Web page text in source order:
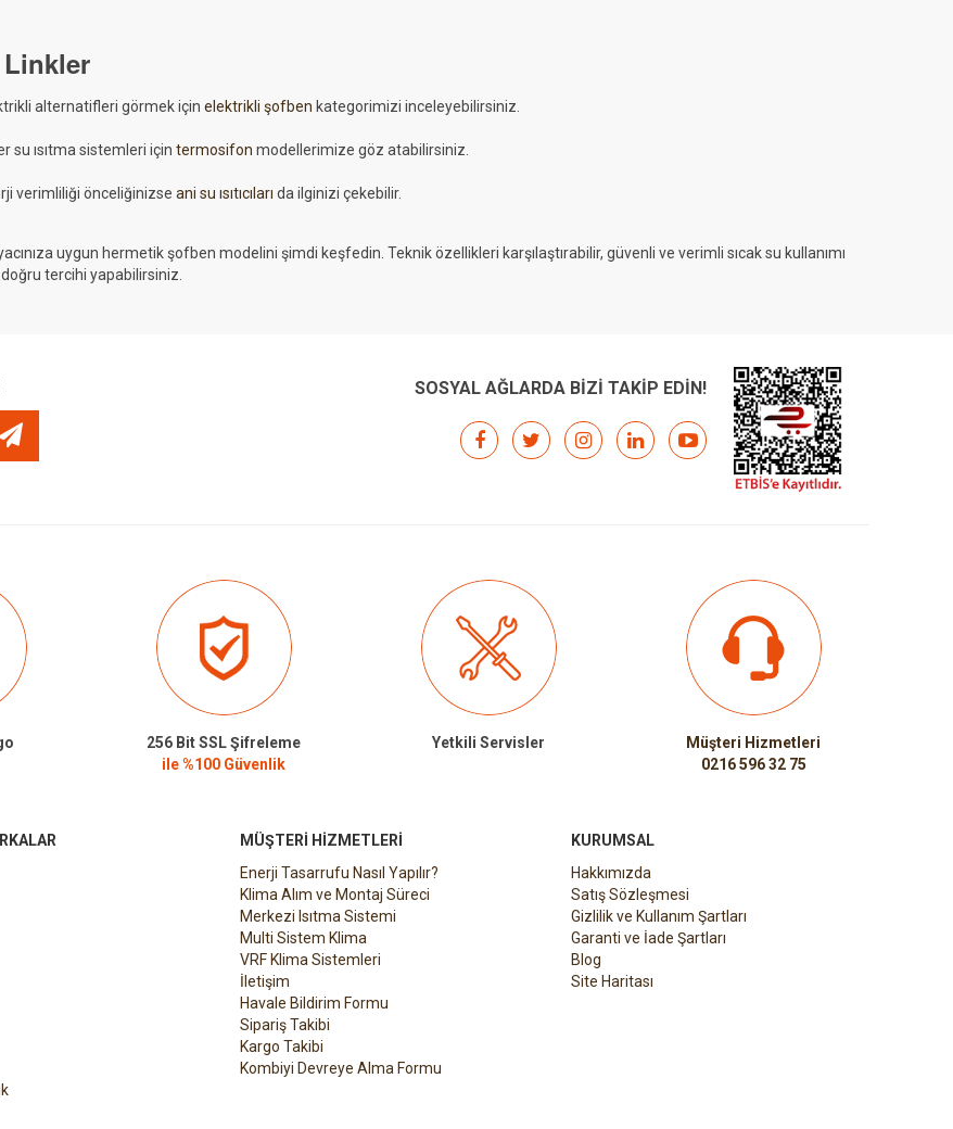
alternatifleri görmek için elektrikli şofben kategorimizi inceleyebilirsiniz.
su ısıtma sistemleri için termosifon modellerimize göz atabilirsiniz.
verimliliği önceliğinizse ani su ısıtıcıları da ilginizi çekebilir.
uygun hermetik şofben modelini şimdi keşfedin. Teknik özellikleri karşılaştırabilir, güvenli ve verimli sıcak su kullanımı
tercihi yapabilirsiniz.
SOSYAL AĞLARDA BİZİ TAKİP EDİN!
256 Bit SSL Şifreleme
ile %100 Güvenlik
Yetkili Servisler
Müşteri Hizmetleri
0216 596 32 75
MÜŞTERI HIZMETLERI
Enerji Tasarrufu Nasıl Yapılır?
Klima Alım ve Montaj Süreci
Merkezi Isıtma Sistemi
Multi Sistem Klima
VRF Klima Sistemleri
İletişim
Havale Bildirim Formu
Sipariş Takibi
Kargo Takibi
Kombiyi Devreye Alma Formu
KURUMSAL
Hakkımızda
Satış Sözleşmesi
Gizlilik ve Kullanım Şartları
Garanti ve İade Şartları
Blog
Site Haritası